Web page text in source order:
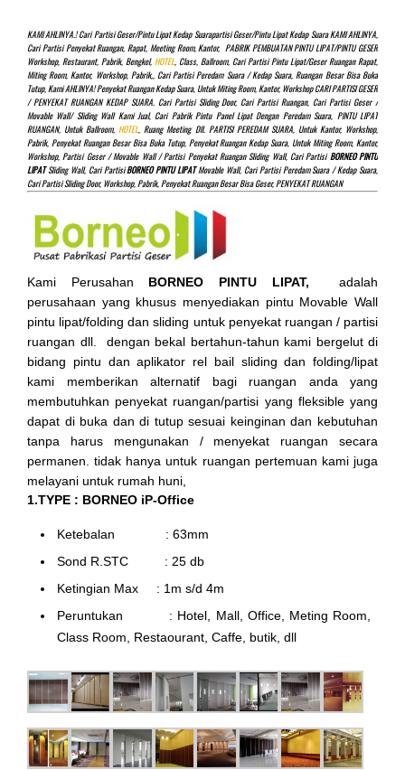
KAMI AHLINYA.! Cari Partisi Geser/pintu Lipat Kedap Suarapartisi Geser/pintu Lipat Kedap Suara KAMI AHLINYA,
Cari Partisi Penyekat Ruangan, Rapat, Meeting Room, Kantor, PABRIK PEMBUATAN PINTU LIPAT/PINTU GESER
Workshop, Restaurant, Pabrik, Bengkel, HOTEL, Class, Ballroom, Cari Partisi Pintu Lipat/Geser Ruangan Rapat,
Miting Room, Kantor, Workshop, Pabrik,, Cari Partisi Peredam Suara / Kedap Suara, Ruangan Besar Bisa Buka
Tutup, Kami AHLINYA! Penyekat Ruangan Kedap Suara, Untuk Miting Room, Kantor, Workshop CARI PARTISI GESER
/ PENYEKAT RUANGAN KEDAP SUARA. Cari Partisi Sliding Door, Cari Partisi Ruangan, Cari Partisi Geser /
Movable Wall/ Sliding Wall Kami Jual, Cari Pabrik Pintu Panel Lipat Dengan Peredam Suara, PINTU LIPAT
RUANGAN, Untuk Ballroom,HOTEL, Ruang Meeting Dll. PARTISI PEREDAM SUARA, Untuk Kantor, Workshop,
Pabrik, Penyekat Ruangan Besar Bisa Buka Tutup, Penyekat Ruangan Kedap Suara, Untuk Miting Room, Kantor,
Workshop, Partisi Geser / Movable Wall / Partisi Penyekat Ruangan Sliding Wall, Cari PartisiBORNEO PINTU
LIPATSliding Wall, Cari PartisiBORNEO PINTU LIPATMovable Wall, Cari Partisi Peredam Suara / Kedap Suara,
Cari Partisi Sliding Door, Workshop, Pabrik, Penyekat Ruangan Besar Bisa Geser, PENYEKAT RUANGAN
Kami Perusahan BORNEO PINTU LIPAT, adalah
perusahaan yang khusus menyediakan pintu Movable Wall
pintu lipat/folding dan sliding untuk penyekat ruangan / partisi
ruangan dll. dengan bekal bertahun-tahun kami bergelut di
bidang pintu dan aplikator rel bail sliding dan folding/lipat
kami memberikan alternatif bagi ruangan anda yang
membutuhkan penyekat ruangan/partisi yang fleksible yang
dapat di buka dan di tutup sesuai keinginan dan kebutuhan
tanpa harus mengunakan / menyekat ruangan secara
permanen. tidak hanya untuk ruangan pertemuan kami juga
melayani untuk rumah huni,
1.TYPE : BORNEO iP-Office
Ketebalan : 63mm
Sond R.STC : 25 db
Ketingian Max : 1m s/d 4m
Peruntukan : Hotel, Mall, Office, Meting Room,
Class Room, Restaourant, Caffe, butik, dll